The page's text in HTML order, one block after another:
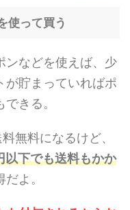
使って買う
ンなどを使えば、少
が貯まっていればポ
きる。
無料になるけど、
下でも送料もかか
よ。